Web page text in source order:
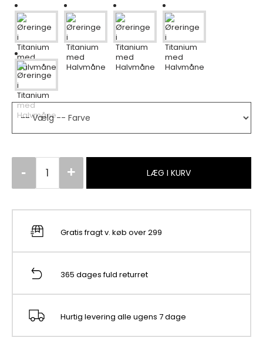
LÆG I KURV
Gratis fragt v. køb over 299
365 dages fuld returret
Hurtig levering alle ugens 7 dage